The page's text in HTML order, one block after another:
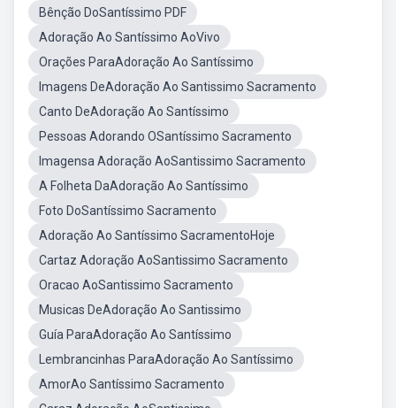
Bênção DoSantíssimo PDF
Adoração Ao Santíssimo AoVivo
Orações ParaAdoração Ao Santíssimo
Imagens DeAdoração Ao Santissimo Sacramento
Canto DeAdoração Ao Santíssimo
Pessoas Adorando OSantíssimo Sacramento
Imagensa Adoração AoSantissimo Sacramento
A Folheta DaAdoração Ao Santíssimo
Foto DoSantíssimo Sacramento
Adoração Ao Santíssimo SacramentoHoje
Cartaz Adoração AoSantissimo Sacramento
Oracao AoSantissimo Sacramento
Musicas DeAdoração Ao Santissimo
Guía ParaAdoração Ao Santíssimo
Lembrancinhas ParaAdoração Ao Santíssimo
AmorAo Santíssimo Sacramento